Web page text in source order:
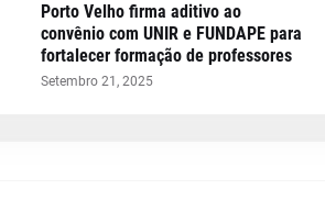
Porto Velho firma aditivo ao
convênio com UNIR e FUNDAPE para
fortalecer formação de professores
Setembro 21, 2025